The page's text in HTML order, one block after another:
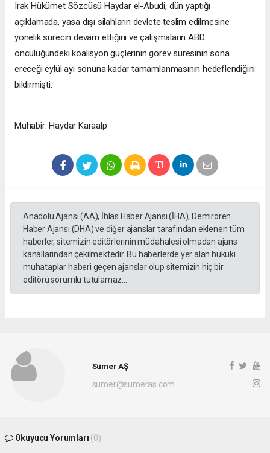
Irak Hükümet Sözcüsü Haydar el-Abudi, dün yaptığı
açıklamada, yasa dışı silahların devlete teslim edilmesine
yönelik sürecin devam ettiğini ve çalışmaların ABD
öncülüğündeki koalisyon güçlerinin görev süresinin sona
ereceği eylül ayı sonuna kadar tamamlanmasının hedeflendiğini
bildirmişti.
Muhabir: Haydar Karaalp
Anadolu Ajansı (AA), İhlas Haber Ajansı (İHA), Demirören
Haber Ajansı (DHA) ve diğer ajanslar tarafından eklenen tüm
haberler, sitemizin editörlerinin müdahalesi olmadan ajans
kanallarından çekilmektedir. Bu haberlerde yer alan hukuki
muhataplar haberi geçen ajanslar olup sitemizin hiç bir
editörü sorumlu tutulamaz...
Sümer AŞ
sumer@sumeras.com
Okuyucu Yorumları (0)